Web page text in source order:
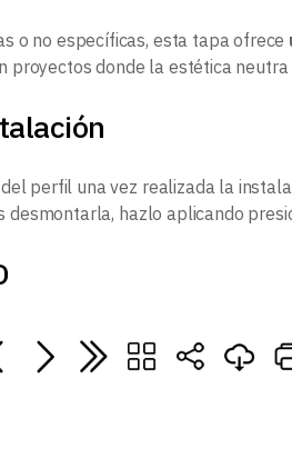
o no específicas, esta tapa ofrece
proyectos donde la estética
perfil una vez realizada la
desmontarla, hazlo aplicando